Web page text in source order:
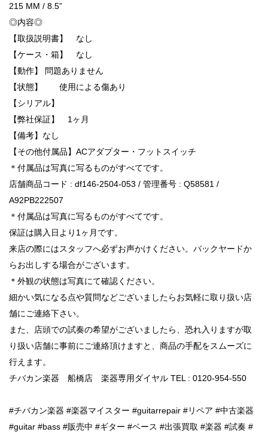
215 MM / 8.5”
◎内容◎
【取扱説明書】 なし
【ケース・箱】 なし
【動作】 問題ありません
【状態】 使用による傷あり
【シリアル】
【弊社保証】 1ヶ月
【備考】なし
【その他付属品】ACアダプター・フットスイッチ
＊付属品は写真に写るものがすべてです。
店舗商品コード : df146-2504-053 / 管理番号 : Q58581 /
A92PB222507
＊付属品は写真に写るものがすべてです。
保証は購入日より1ヶ月です。
来店の際にはスタッフへ必ずお声かけください。バックヤードか
らお出しする場合がございます。
＊外観の状態は写真にて確認ください。
細かい気になる点や質問などございましたらお気軽に取り扱い店
舗にご連絡下さい。
また、店頭での試奏の希望がございましたら、恐れ入りますが取
り扱い店舗に事前にご連絡頂けますと、商品の手配をスムーズに
行えます。
チバカン楽器 船橋店 楽器専用ダイヤル TEL : 0120-954-550
#チバカン楽器 #楽器マイスター #guitarrepair #リペア #中古楽器
#guitar #bass #販売中 #ギター #ベース #出張買取 #楽器 #試奏 #